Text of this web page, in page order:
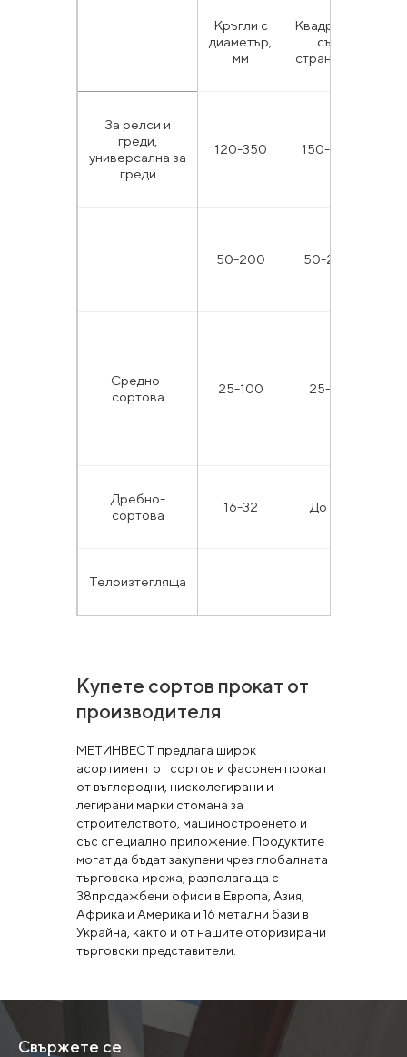
Кръгли с
диаметър,
мм
Квадратни
със
страна, мм
За релси и
греди,
универсална за
греди
120-350 150-230
50-200 50-200
Средно-
сортова
25-100 25-90
Дребно-
сортова
16-32 До 25
Телоизтегляща
Купете сортов прокат от
производителя
МЕТИНВЕСТ предлага широк
асортимент от сортов и фасонен прокат
от въглеродни, нисколегирани и
легирани марки стомана за
строителството, машиностроенето и
със специално приложение. Продуктите
могат да бъдат закупени чрез глобалната
търговска мрежа, разполагаща с
38продажбени офиси в Европа, Азия,
Африка и Америка и 16 метални бази в
Украйна, както и от нашите оторизирани
търговски представители.
Свържете се